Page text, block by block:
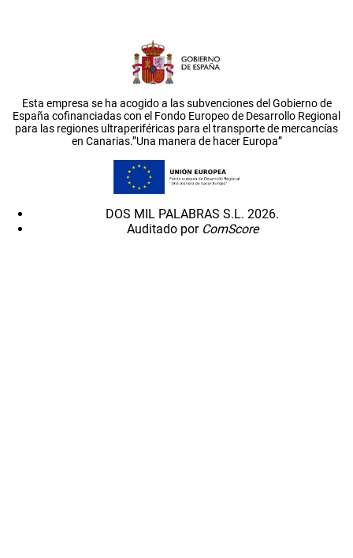
Esta empresa se ha acogido a las subvenciones del Gobierno de
España cofinanciadas con el Fondo Europeo de Desarrollo Regional
para las regiones ultraperiféricas para el transporte de mercancías
en Canarias.”Una manera de hacer Europa”
DOS MIL PALABRAS S.L. 2026.
Auditado por ComScore